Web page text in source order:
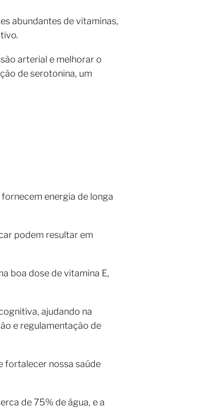
abundantes de vitaminas,
arterial e melhorar o
de serotonina, um
energia de longa
podem resultar em
boa dose de vitamina E,
ajudando na
e regulamentação de
fortalecer nossa saúde
de 75% de água, e a